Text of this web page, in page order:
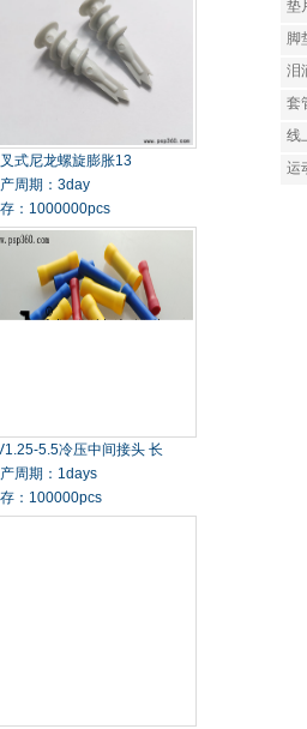
式尼龙螺旋膨胀13
周期：3day
：1000000pcs
5.5冷压中间接头 长
周期：1days
：100000pcs
垫
子
脚
套
泪
灯
套
线
运